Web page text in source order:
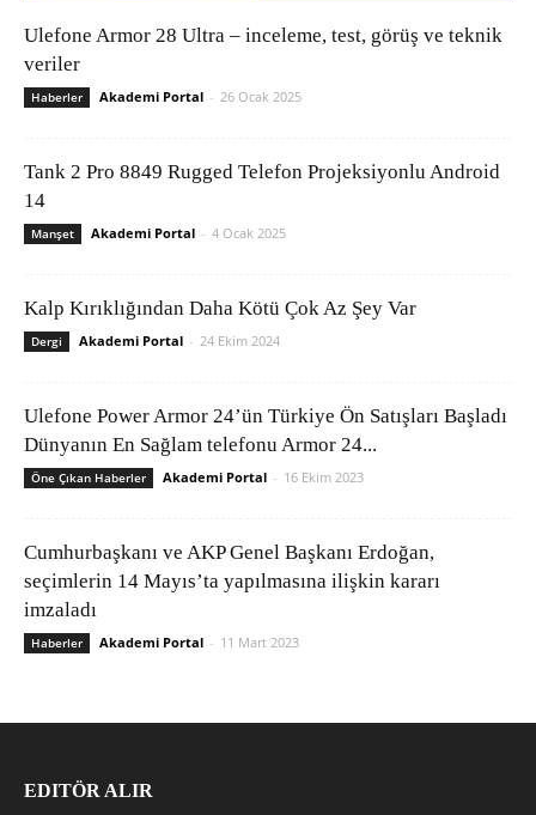
Ulefone Armor 28 Ultra – inceleme, test, görüş ve teknik
veriler
Haberler Akademi Portal - 26 Ocak 2025
Tank 2 Pro 8849 Rugged Telefon Projeksiyonlu Android
14
Manşet Akademi Portal - 4 Ocak 2025
Kalp Kırıklığından Daha Kötü Çok Az Şey Var
Dergi Akademi Portal - 24 Ekim 2024
Ulefone Power Armor 24’ün Türkiye Ön Satışları Başladı
Dünyanın En Sağlam telefonu Armor 24...
Öne Çıkan Haberler Akademi Portal - 16 Ekim 2023
Cumhurbaşkanı ve AKP Genel Başkanı Erdoğan,
seçimlerin 14 Mayıs’ta yapılmasına ilişkin kararı
imzaladı
Haberler Akademi Portal - 11 Mart 2023
EDITÖR ALIR